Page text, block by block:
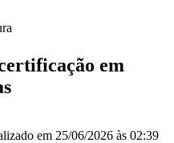
região
em